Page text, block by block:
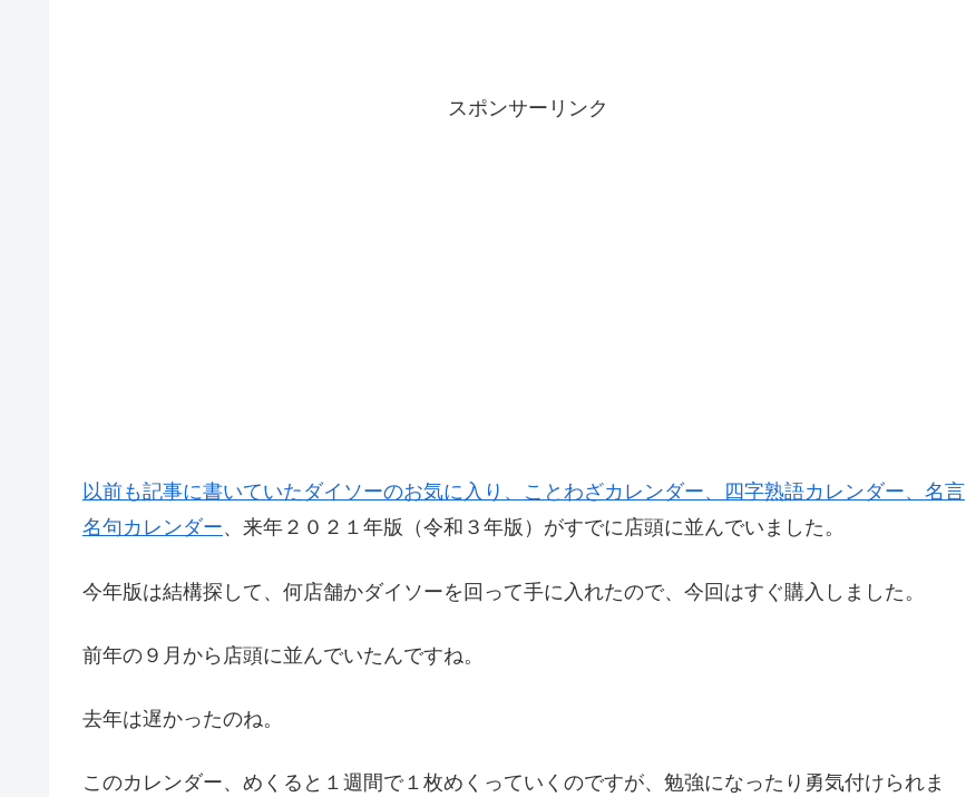
スポンサーリンク
以前も記事に書いていたダイソーのお気に入り、ことわざカレンダー、四字熟語カレンダー、名言
名句カレンダー、来年２０２１年版（令和３年版）がすでに店頭に並んでいました。
今年版は結構探して、何店舗かダイソーを回って手に入れたので、今回はすぐ購入しました。
前年の９月から店頭に並んでいたんですね。
去年は遅かったのね。
このカレンダー、めくると１週間で１枚めくっていくのですが、勉強になったり勇気付けられま